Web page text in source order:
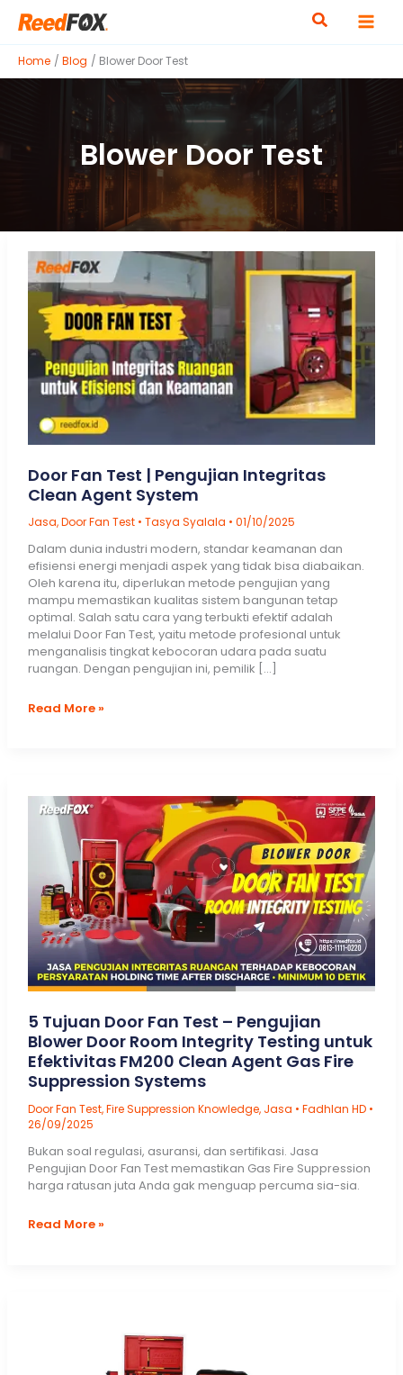
Home Blog Blower Door Test
Blower Door Test
Door Fan Test | Pengujian Integritas
Clean Agent System
Jasa,Door Fan Test• Tasya Syalala • 01/10/2025
Dalam dunia industri modern, standar keamanan dan
efisiensi energi menjadi aspek yang tidak bisa diabaikan.
Oleh karena itu, diperlukan metode pengujian yang
mampu memastikan kualitas sistem bangunan tetap
optimal. Salah satu cara yang terbukti efektif adalah
melalui Door Fan Test, yaitu metode profesional untuk
menganalisis tingkat kebocoran udara pada suatu
ruangan. Dengan pengujian ini, pemilik […]
Door
Integritas
Clean
Agent
System
Read More »
5 Tujuan Door Fan Test – Pengujian
Blower Door Room Integrity Testing untuk
Efektivitas FM200 Clean Agent Gas Fire
Suppression Systems
Door Fan Test,Fire Suppression Knowledge, Jasa • Fadhlan HD •
26/09/2025
Bukan soal regulasi, asuransi, dan sertifikasi. Jasa
Pengujian Door Fan Test memastikan Gas Fire Suppression
harga ratusan juta Anda gak menguap percuma sia-sia.
5
Read More »